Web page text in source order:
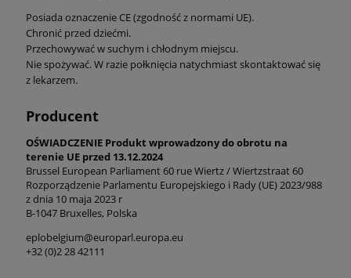
Posiada oznaczenie CE (zgodność z normami UE).
Chronić przed dziećmi.
Przechowywać w suchym i chłodnym miejscu.
Nie spożywać. W razie połknięcia natychmiast skontaktować się
z lekarzem.
Producent
OŚWIADCZENIE Produkt wprowadzony do obrotu na
terenie UE przed 13.12.2024
Brussel European Parliament 60 rue Wiertz / Wiertzstraat 60
Rozporządzenie Parlamentu Europejskiego i Rady (UE) 2023/988
z dnia 10 maja 2023 r
B-1047 Bruxelles, Polska
eplobelgium@europarl.europa.eu
+32 (0)2 28 42111